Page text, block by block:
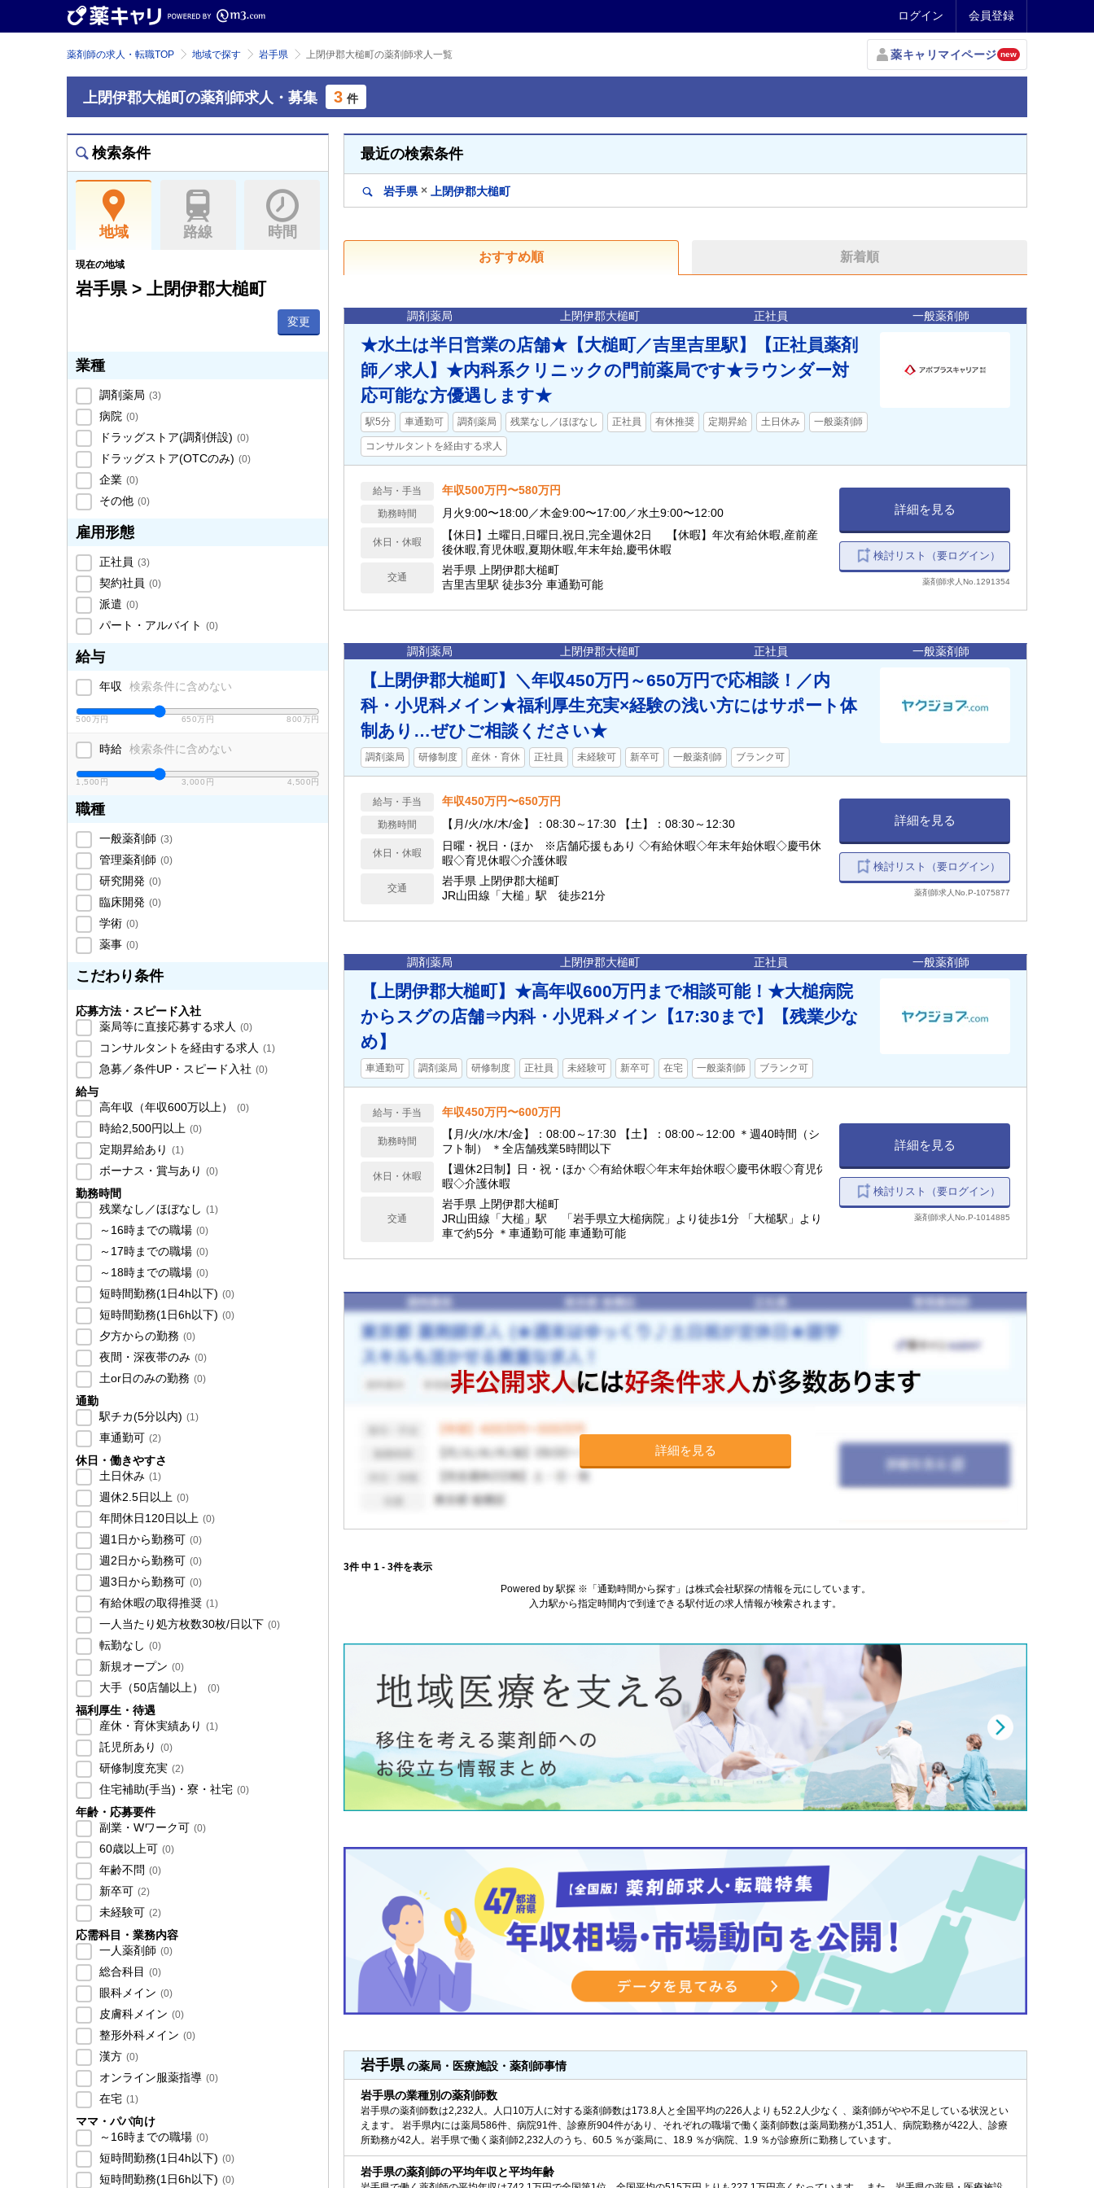
ログイン 会員登録
薬剤師の求人・転職TOP 地域で探す 岩手県 上閉伊郡大槌町の薬剤師求人一覧 薬キャリマイページ new
上閉伊郡大槌町の薬剤師求人・募集 3 件
検索条件
地域 路線 時間
現在の地域
岩手県 > 上閉伊郡大槌町
変更
業種
調剤薬局 (3)
病院 (0)
ドラッグストア(調剤併設) (0)
ドラッグストア(OTCのみ) (0)
企業 (0)
その他 (0)
雇用形態
正社員 (3)
契約社員 (0)
派遣 (0)
パート・アルバイト (0)
給与
年収 検索条件に含めない
500万円 650万円 800万円
時給 検索条件に含めない
1,500円 3,000円 4,500円
職種
一般薬剤師 (3)
管理薬剤師 (0)
研究開発 (0)
臨床開発 (0)
学術 (0)
薬事 (0)
こだわり条件
応募方法・スピード入社
薬局等に直接応募する求人 (0)
コンサルタントを経由する求人 (1)
急募／条件UP・スピード入社 (0)
給与
高年収（年収600万以上）
(0)
時給2,500円以上 (0)
定期昇給あり (1)
ボーナス・賞与あり (0)
勤務時間
残業なし／ほぼなし (1)
～16時までの職場 (0)
～17時までの職場 (0)
～18時までの職場 (0)
短時間勤務(1日4h以下) (0)
短時間勤務(1日6h以下) (0)
夕方からの勤務 (0)
夜間・深夜帯のみ (0)
土or日のみの勤務 (0)
通勤
駅チカ(5分以内) (1)
車通勤可 (2)
休日・働きやすさ
土日休み (1)
週休2.5日以上 (0)
年間休日120日以上 (0)
週1日から勤務可 (0)
週2日から勤務可 (0)
週3日から勤務可 (0)
有給休暇の取得推奨 (1)
一人当たり処方枚数30枚/日以下 (0)
転勤なし (0)
新規オープン (0)
大手（50店舗以上） (0)
福利厚生・待遇
産休・育休実績あり (1)
託児所あり (0)
研修制度充実 (2)
住宅補助(手当)・寮・社宅 (0)
年齢・応募要件
副業・Wワーク可 (0)
60歳以上可 (0)
年齢不問 (0)
新卒可 (2)
未経験可 (2)
応需科目・業務内容
一人薬剤師 (0)
総合科目 (0)
眼科メイン (0)
皮膚科メイン (0)
整形外科メイン (0)
漢方 (0)
オンライン服薬指導 (0)
在宅 (1)
ママ・パパ向け
～16時までの職場 (0)
短時間勤務(1日4h以下) (0)
短時間勤務(1日6h以下) (0)
最近の検索条件
岩手県 × 上閉伊郡大槌町
おすすめ順 新着順
調剤薬局 上閉伊郡大槌町 正社員 一般薬剤師
★水土は半日営業の店舗★【大槌町／吉里吉里駅】【正社員薬剤
師／求人】★内科系クリニックの門前薬局です★ラウンダー対
応可能な方優遇します★
駅5分 車通勤可 調剤薬局 残業なし／ほぼなし 正社員 有休推奨 定期昇給 土日休み 一般薬剤師
コンサルタントを経由する求人
給与・手当 年収500万円〜580万円
勤務時間 月火9:00〜18:00／木金9:00〜17:00／水土9:00〜12:00
休日・休暇
【休日】土曜日,日曜日,祝日,完全週休2日 【休暇】年次有給休暇,産前産
後休暇,育児休暇,夏期休暇,年末年始,慶弔休暇
交通
岩手県 上閉伊郡大槌町
吉里吉里駅 徒歩3分 車通勤可能
詳細を見る
検討リスト（要ログイン）
薬剤師求人No.1291354
調剤薬局 上閉伊郡大槌町 正社員 一般薬剤師
【上閉伊郡大槌町】＼年収450万円～650万円で応相談！／内
科・小児科メイン★福利厚生充実×経験の浅い方にはサポート体
制あり…ぜひご相談ください★
調剤薬局 研修制度 産休・育休 正社員 未経験可 新卒可 一般薬剤師 ブランク可
給与・手当 年収450万円〜650万円
勤務時間 【月/火/水/木/金】：08:30～17:30 【土】：08:30～12:30
休日・休暇
日曜・祝日・ほか ※店舗応援もあり ◇有給休暇◇年末年始休暇◇慶弔休
暇◇育児休暇◇介護休暇
交通
岩手県 上閉伊郡大槌町
JR山田線「大槌」駅 徒歩21分
詳細を見る
検討リスト（要ログイン）
薬剤師求人No.P-1075877
調剤薬局 上閉伊郡大槌町 正社員 一般薬剤師
【上閉伊郡大槌町】★高年収600万円まで相談可能！★大槌病院
からスグの店舗⇒内科・小児科メイン【17:30まで】【残業少な
め】
車通勤可 調剤薬局 研修制度 正社員 未経験可 新卒可 在宅 一般薬剤師 ブランク可
給与・手当 年収450万円〜600万円
勤務時間
【月/火/水/木/金】：08:00～17:30 【土】：08:00～12:00 ＊週40時間（シ
フト制） ＊全店舗残業5時間以下
休日・休暇
【週休2日制】日・祝・ほか ◇有給休暇◇年末年始休暇◇慶弔休暇◇育児休
暇◇介護休暇
交通
岩手県 上閉伊郡大槌町
JR山田線「大槌」駅 「岩手県立大槌病院」より徒歩1分 「大槌駅」より
車で約5分 ＊車通勤可能 車通勤可能
詳細を見る
検討リスト（要ログイン）
薬剤師求人No.P-1014885
詳細を見る
3件 中 1 - 3件を表示
Powered by 駅探 ※「通勤時間から探す」は株式会社駅探の情報を元にしています。
入力駅から指定時間内で到達できる駅付近の求人情報が検索されます。
岩手県の薬局・医療施設・薬剤師事情
岩手県の業種別の薬剤師数
岩手県の薬剤師数は2,232人。人口10万人に対する薬剤師数は173.8人と全国平均の226人よりも52.2人少なく 、薬剤師がやや不足している状況とい
えます。 岩手県内には薬局586件、病院91件、診療所904件があり、それぞれの職場で働く薬剤師数は薬局勤務が1,351人、病院勤務が422人、診療
所勤務が42人。岩手県で働く薬剤師2,232人のうち、60.5 ％が薬局に、18.9 ％が病院、1.9 ％が診療所に勤務しています。
岩手県の薬剤師の平均年収と平均年齢